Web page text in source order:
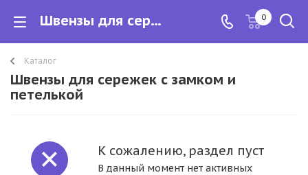
Швензы для сережек с замком и петелькой 0
Каталог
Швензы для сережек с замком и
петелькой
К сожалению, раздел пуст
В данный момент нет активных